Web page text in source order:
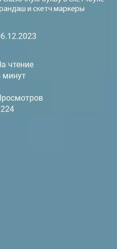
и скетч маркеры
чтение
минут